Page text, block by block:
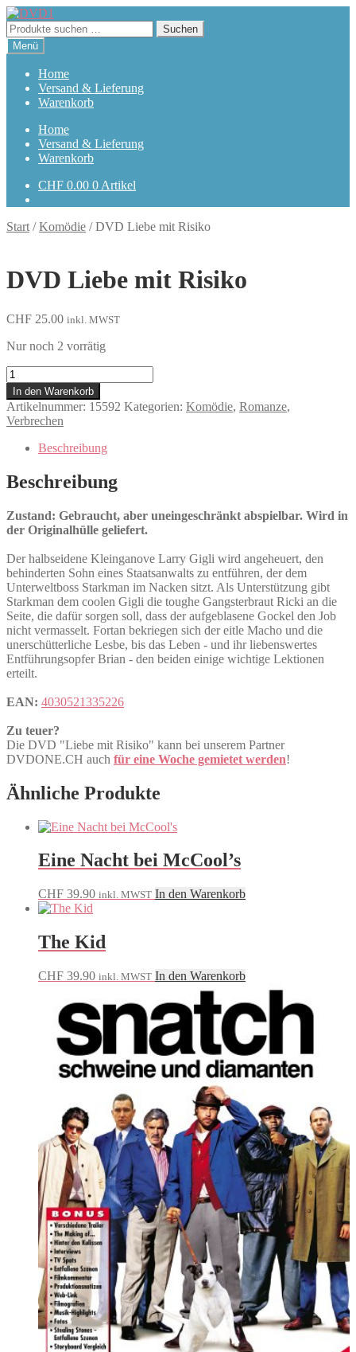
Zur
Navigation
springen
Zum
Inhalt
springen
Suchen
nach:
Suchen
Menü
Home
Versand & Lieferung
Warenkorb
Home
Versand & Lieferung
Warenkorb
CHF 0.00 0 Artikel
Start /Komödie /DVD Liebe mit Risiko
DVD Liebe mit Risiko
CHF 25.00 inkl. MWST
Nur noch 2 vorrätig
Liebe
mit
Risiko
Menge
In den Warenkorb
Artikelnummer: 15592 Kategorien: Komödie, Romanze,
Verbrechen
Beschreibung
Beschreibung
Zustand: Gebraucht, aber uneingeschränkt abspielbar. Wird in
der Originalhülle geliefert.
Der halbseidene Kleinganove Larry Gigli wird angeheuert, den
behinderten Sohn eines Staatsanwalts zu entführen, der dem
Unterweltboss Starkman im Nacken sitzt. Als Unterstützung gibt
Starkman dem coolen Gigli die toughe Gangsterbraut Ricki an die
Seite, die dafür sorgen soll, dass der aufgeblasene Gockel den Job
nicht vermasselt. Fortan bekriegen sich der eitle Macho und die
unerschütterliche Lesbe, bis das Leben - und ihr liebenswertes
Entführungsopfer Brian - den beiden einige wichtige Lektionen
erteilt.
EAN: 4030521335226
Zu teuer?
Die DVD "Liebe mit Risiko" kann bei unserem Partner
DVDONE.CH auch für eine Woche gemietet werden!
Ähnliche Produkte
Eine Nacht bei McCool’s
CHF 39.90 inkl. MWST In den Warenkorb
The Kid
CHF 39.90 inkl. MWST In den Warenkorb